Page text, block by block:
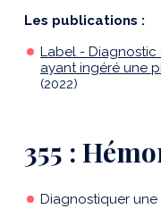
Les publications :
Label - Diagnostic
ayant ingéré une
(2022)
355 :
Diagnostiquer